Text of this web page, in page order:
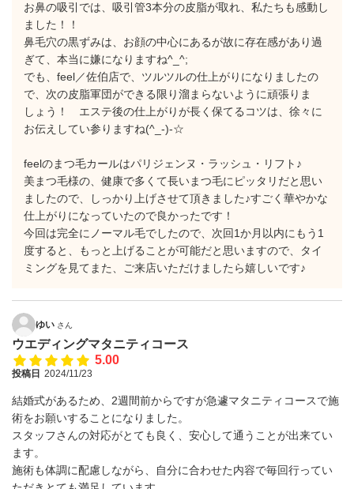
お鼻の吸引では、吸引管3本分の皮脂が取れ、私たちも感動し
ました！！
鼻毛穴の黒ずみは、お顔の中心にあるが故に存在感があり過
ぎて、本当に嫌になりますね^_^;
でも、feel／佐伯店で、ツルツルの仕上がりになりましたの
で、次の皮脂軍団ができる限り溜まらないように頑張りま
しょう！ エステ後の仕上がりが長く保てるコツは、徐々に
お伝えしてい参りますね(^_-)-☆
feelのまつ毛カールはパリジェンヌ・ラッシュ・リフト♪
美まつ毛様の、健康で多くて長いまつ毛にピッタリだと思い
ましたので、しっかり上げさせて頂きました♪すごく華やかな
仕上がりになっていたので良かったです！
今回は完全にノーマル毛でしたので、次回1か月以内にもう1
度すると、もっと上げることが可能だと思いますので、タイ
ミングを見てまた、ご来店いただけましたら嬉しいです♪
ゆい さん
ウエディングマタニティコース
5.00
投稿日 2024/11/23
結婚式があるため、2週間前からですが急遽マタニティコースで施
術をお願いすることになりました。
スタッフさんの対応がとても良く、安心して通うことが出来てい
ます。
施術も体調に配慮しながら、自分に合わせた内容で毎回行ってい